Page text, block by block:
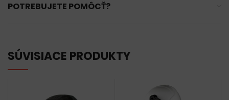
POTREBUJETE POMÔCŤ?
SÚVISIACE PRODUKTY